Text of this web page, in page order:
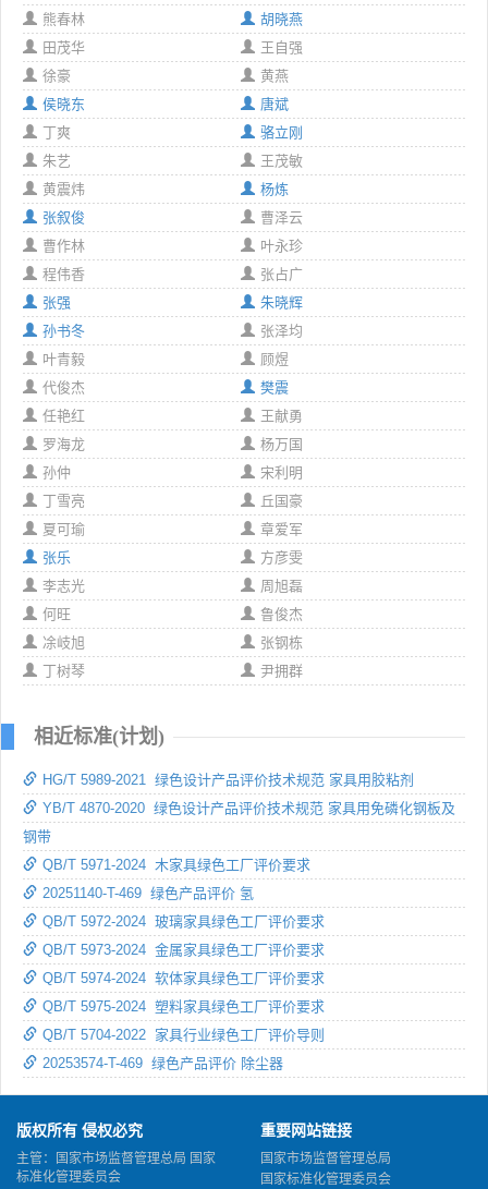
熊春林
胡晓燕
田茂华
王自强
徐豪
黄燕
侯晓东
唐斌
丁爽
骆立刚
朱艺
王茂敏
黄震炜
杨炼
张叙俊
曹泽云
曹作林
叶永珍
程伟香
张占广
张强
朱晓辉
孙书冬
张泽均
叶青毅
顾煜
代俊杰
樊震
任艳红
王献勇
罗海龙
杨万国
孙仲
宋利明
丁雪亮
丘国豪
夏可瑜
章爱军
张乐
方彦雯
李志光
周旭磊
何旺
鲁俊杰
凃岐旭
张钢栋
丁树琴
尹拥群
相近标准(计划)
HG/T 5989-2021 绿色设计产品评价技术规范 家具用胶粘剂
YB/T 4870-2020 绿色设计产品评价技术规范 家具用免磷化钢板及
钢带
QB/T 5971-2024 木家具绿色工厂评价要求
20251140-T-469 绿色产品评价 氢
QB/T 5972-2024 玻璃家具绿色工厂评价要求
QB/T 5973-2024 金属家具绿色工厂评价要求
QB/T 5974-2024 软体家具绿色工厂评价要求
QB/T 5975-2024 塑料家具绿色工厂评价要求
QB/T 5704-2022 家具行业绿色工厂评价导则
20253574-T-469 绿色产品评价 除尘器
版权所有 侵权必究
主管：国家市场监督管理总局 国家
标准化管理委员会
重要网站链接
国家市场监督管理总局
国家标准化管理委员会